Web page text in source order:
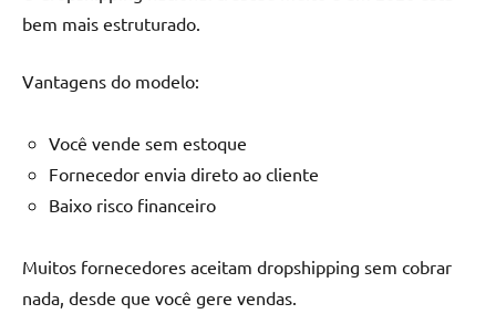
bem mais estruturado.
Vantagens do modelo:
Você vende sem estoque
Fornecedor envia direto ao cliente
Baixo risco financeiro
Muitos fornecedores aceitam dropshipping sem cobrar
nada, desde que você gere vendas.